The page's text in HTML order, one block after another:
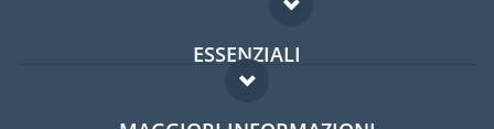
ESSENZIALI
Forum per expat